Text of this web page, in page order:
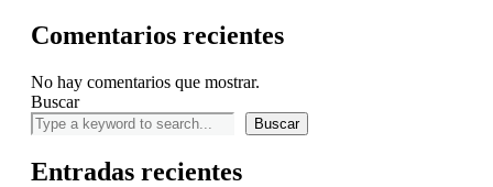
Comentarios recientes
No hay comentarios que mostrar.
Buscar
Buscar
Entradas recientes